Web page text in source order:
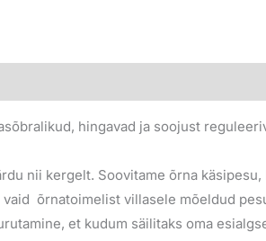
hingavad ja soojust
nii kergelt. Soovitame õrna
õrnatoimelist villasele mõeldud
et kudum säilitaks oma